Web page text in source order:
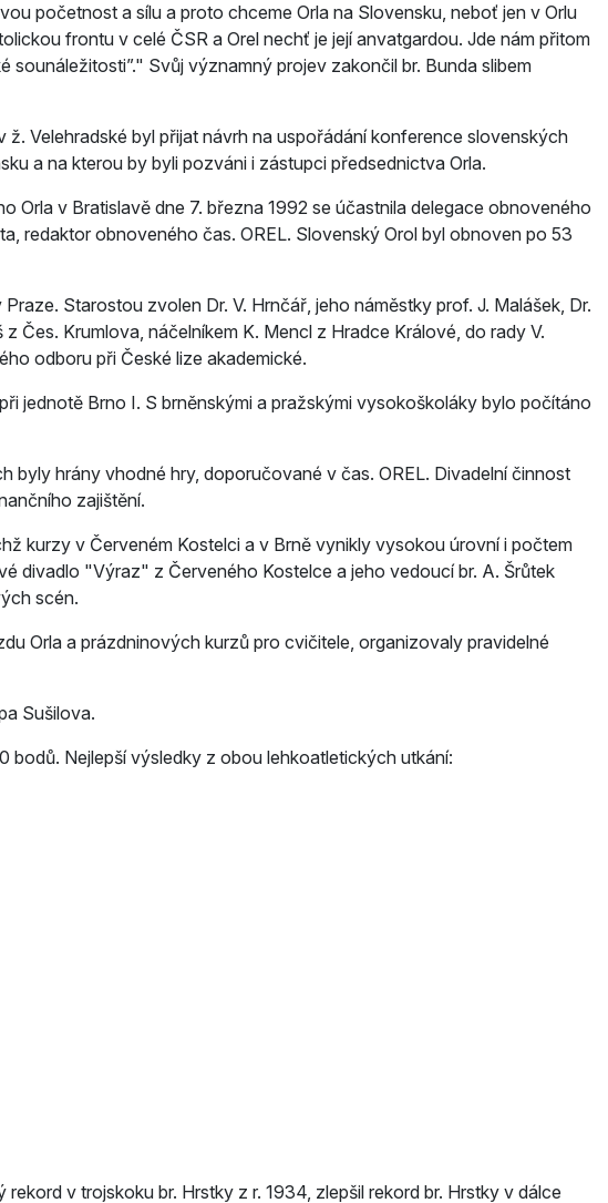
početnost a sílu a proto chceme Orla na Slovensku, neboť jen v Orlu
frontu v celé ČSR a Orel nechť je její anvatgardou. Jde nám přitom
sounáležitosti”.
Svůj významný projev zakončil br. Bunda slibem
Velehradské byl přijat návrh na uspořádání konference slovenských
a na kterou by byli pozváni i zástupci předsednictva Orla.
v Bratislavě dne 7. března 1992 se účastnila delegace obnoveného
redaktor obnoveného čas. OREL. Slovenský Orol byl obnoven po 53
Starostou zvolen Dr. V. Hrnčář, jeho náměstky prof. J. Malášek, Dr.
Čes. Krumlova, náčelníkem K. Mencl z Hradce Králové, do rady V.
odboru při České lize akademické.
jednotě Brno I. S brněnskými a pražskými vysokoškoláky bylo počítáno
byly hrány vhodné hry, doporučované v čas. OREL. Divadelní činnost
zajištění.
kurzy v Červeném Kostelci a v Brně vynikly vysokou úrovní i počtem
divadlo "Výraz" z Červeného Kostelce a jeho vedoucí br. A. Šrůtek
scén.
Orla a prázdninových kurzů pro cvičitele, organizovaly pravidelné
Sušilova.
Nejlepší výsledky z obou lehkoatletických utkání:
v trojskoku br. Hrstky z r. 1934, zlepšil rekord br. Hrstky v dálce